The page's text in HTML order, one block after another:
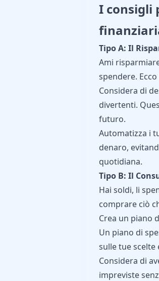
I consigli
Tipo A: Il
Ami
spendere.
Considera di
divertenti.
futuro.
Automatizza i
denaro,
quotidiana.
Tipo B: Il
Hai soldi, li
comprare ciò
Crea un piano
Un piano di
sulle tue
Considera di
impreviste